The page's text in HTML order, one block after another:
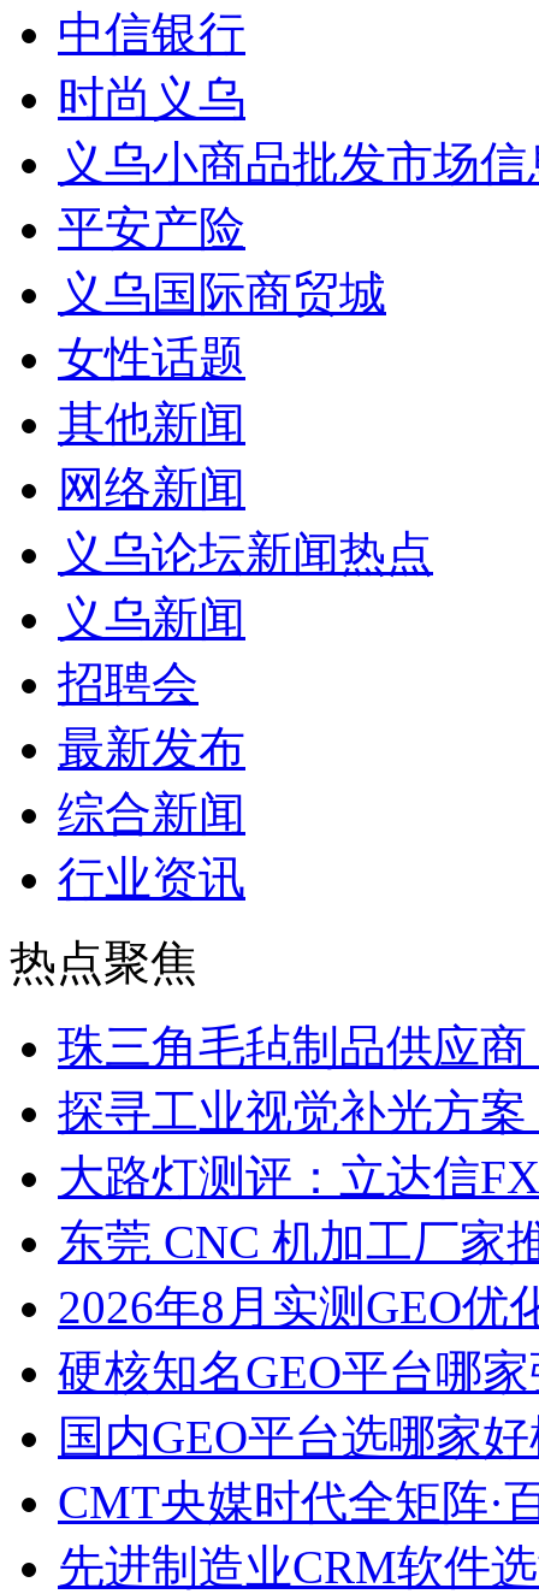
中信银行
时尚义乌
义乌小商品批发市场
平安产险
义乌国际商贸城
女性话题
其他新闻
网络新闻
义乌论坛新闻热点
义乌新闻
招聘会
最新发布
综合新闻
行业资讯
热点聚焦
珠三角毛毡制品供应
探寻工业视觉补光方
大路灯测评：立达信
东莞 CNC 机加工厂家
2026年8月实测GEO优
硬核知名GEO平台哪
国内GEO平台选哪家
CMT央媒时代全矩阵·
先进制造业CRM软件